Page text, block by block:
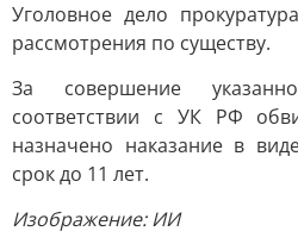
Уголовное дело
рассмотрения по существу.
За совершение
соответствии с УК РФ
назначено наказание в
срок до 11 лет.
Изображение: ИИ